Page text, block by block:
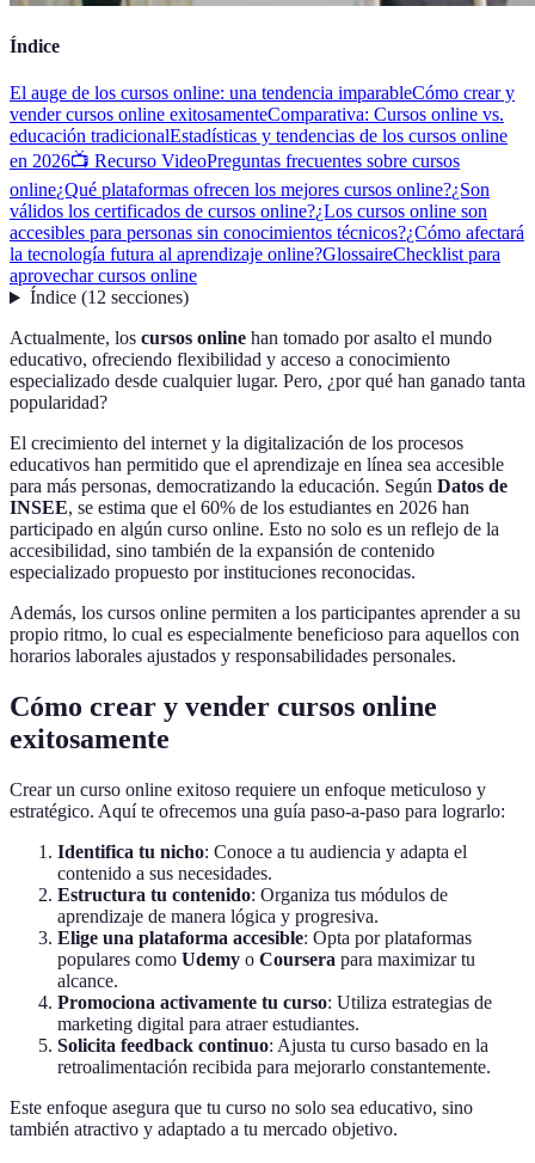
Índice
El auge de los cursos online: una tendencia imparableCómo crear y
vender cursos online exitosamenteComparativa: Cursos online vs.
educación tradicionalEstadísticas y tendencias de los cursos online
en 2026📺 Recurso VideoPreguntas frecuentes sobre cursos
online¿Qué plataformas ofrecen los mejores cursos online?¿Son
válidos los certificados de cursos online?¿Los cursos online son
accesibles para personas sin conocimientos técnicos?¿Cómo afectará
la tecnología futura al aprendizaje online?GlossaireChecklist para
aprovechar cursos online
Índice(12 secciones)
Actualmente, los cursos online han tomado por asalto el mundo
educativo, ofreciendo flexibilidad y acceso a conocimiento
especializado desde cualquier lugar. Pero, ¿por qué han ganado tanta
popularidad?
El crecimiento del internet y la digitalización de los procesos
educativos han permitido que el aprendizaje en línea sea accesible
para más personas, democratizando la educación. Según Datos de
INSEE, se estima que el 60% de los estudiantes en 2026 han
participado en algún curso online. Esto no solo es un reflejo de la
accesibilidad, sino también de la expansión de contenido
especializado propuesto por instituciones reconocidas.
Además, los cursos online permiten a los participantes aprender a su
propio ritmo, lo cual es especialmente beneficioso para aquellos con
horarios laborales ajustados y responsabilidades personales.
Cómo crear y vender cursos online
exitosamente
Crear un curso online exitoso requiere un enfoque meticuloso y
estratégico. Aquí te ofrecemos una guía paso-a-paso para lograrlo:
Identifica tu nicho: Conoce a tu audiencia y adapta el
contenido a sus necesidades.
Estructura tu contenido: Organiza tus módulos de
aprendizaje de manera lógica y progresiva.
Elige una plataforma accesible: Opta por plataformas
populares como Udemy o Coursera para maximizar tu
alcance.
Promociona activamente tu curso: Utiliza estrategias de
marketing digital para atraer estudiantes.
Solicita feedback continuo: Ajusta tu curso basado en la
retroalimentación recibida para mejorarlo constantemente.
Este enfoque asegura que tu curso no solo sea educativo, sino
también atractivo y adaptado a tu mercado objetivo.